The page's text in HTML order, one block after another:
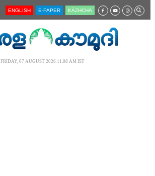
ENGLISH E-PAPER KĀZHCHA
FRIDAY, 07 AUGUST 2026 11.08 AM IST